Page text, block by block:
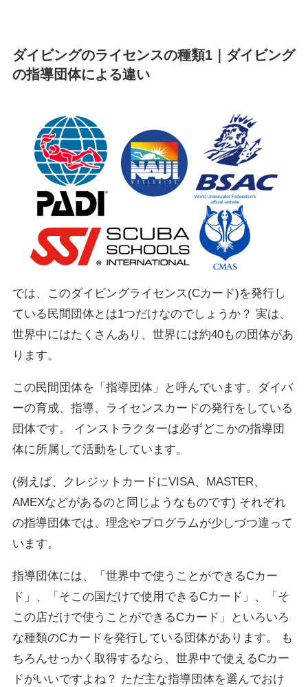
ダイビングのライセンスの種類1｜ダイビング
の指導団体による違い
では、このダイビングライセンス(Cカード)を発行し
ている民間団体とは1つだけなのでしょうか？ 実は、
世界中にはたくさんあり、世界には約40もの団体があ
ります。
この民間団体を「指導団体」と呼んでいます。ダイバ
ーの育成、指導、ライセンスカードの発行をしている
団体です。 インストラクターは必ずどこかの指導団
体に所属して活動をしています。
(例えば、クレジットカードにVISA、MASTER、
AMEXなどがあるのと同じようなものです) それぞれ
の指導団体では、理念やプログラムが少しづつ違って
います。
指導団体には、「世界中で使うことができるCカー
ド」、「そこの国だけで使用できるCカード」、「そ
この店だけで使うことができるCカード」といろいろ
な種類のCカードを発行している団体があります。 も
ちろんせっかく取得するなら、世界中で使えるCカー
ドがいいですよね？ ただ主な指導団体を選んでおけ